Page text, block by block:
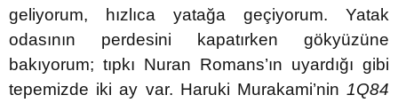
geliyorum, hızlıca yatağa geçiyorum. Yatak
odasının perdesini kapatırken gökyüzüne
bakıyorum; tıpkı Nuran Romans’ın uyardığı gibi
tepemizde iki ay var. Haruki Murakami’nin 1Q84